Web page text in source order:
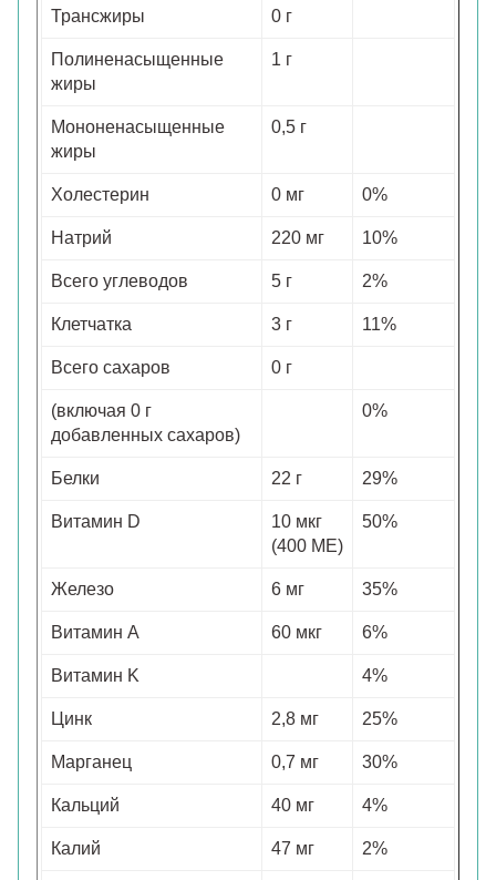
Трансжиры 0 г
Полиненасыщенные
жиры
1 г
Мононенасыщенные
жиры
0,5 г
Холестерин 0 мг 0%
Натрий 220 мг 10%
Всего углеводов 5 г 2%
Клетчатка 3 г 11%
Всего сахаров 0 г
(включая 0 г
добавленных сахаров)
0%
Белки 22 г 29%
Витамин D
10 мкг
(400 МЕ)
50%
Железо 6 мг 35%
Витамин A 60 мкг 6%
Витамин K 4%
Цинк 2,8 мг 25%
Марганец 0,7 мг 30%
Кальций 40 мг 4%
Калий 47 мг 2%